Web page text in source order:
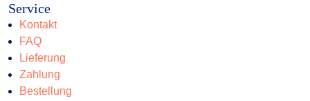
Service
Kontakt
FAQ
Lieferung
Zahlung
Bestellung